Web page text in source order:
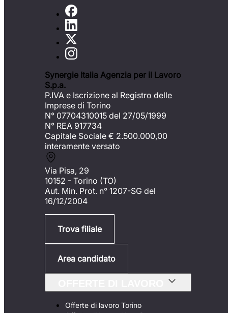
Synergie Italia Agenzia per il Lavoro
S.p.a.
P.IVA e Iscrizione al Registro delle
Imprese di Torino
N° 07704310015 del 27/05/1999
N° REA 917734
Capitale Sociale € 2.500.000,00
interamente versato
Via Pisa, 29
10152 - Torino (TO)
Aut. Min. Prot. n° 1207-SG del
16/12/2004
Trova filiale
Area candidato
Offerte di lavoro Torino